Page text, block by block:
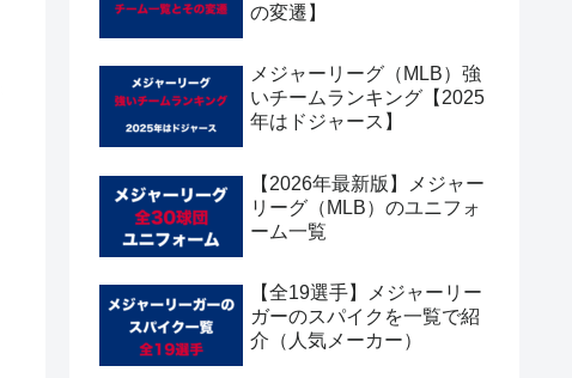
の変遷】
メジャーリーグ（MLB）強
いチームランキング【2025
年はドジャース】
【2026年最新版】メジャー
リーグ（MLB）のユニフォ
ーム一覧
【全19選手】メジャーリー
ガーのスパイクを一覧で紹
介（人気メーカー）